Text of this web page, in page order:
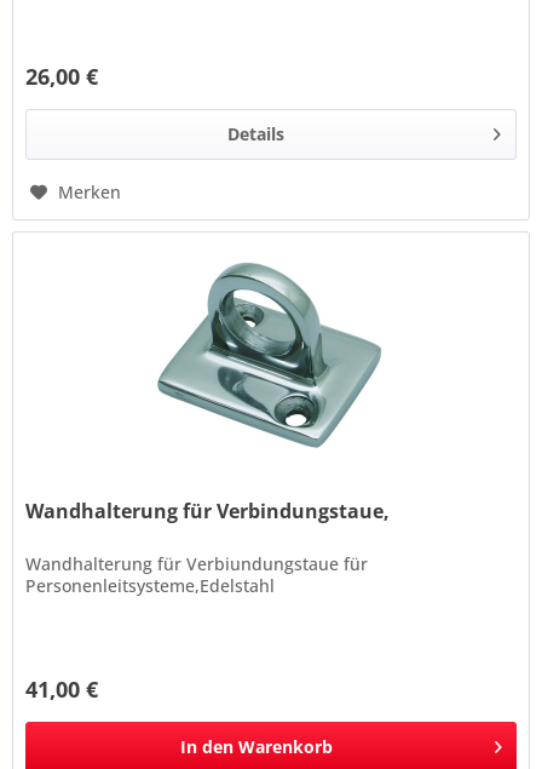
26,00 €
Details
Merken
Wandhalterung für Verbindungstaue,
Wandhalterung für Verbiundungstaue für
Personenleitsysteme,Edelstahl
41,00 €
In den Warenkorb